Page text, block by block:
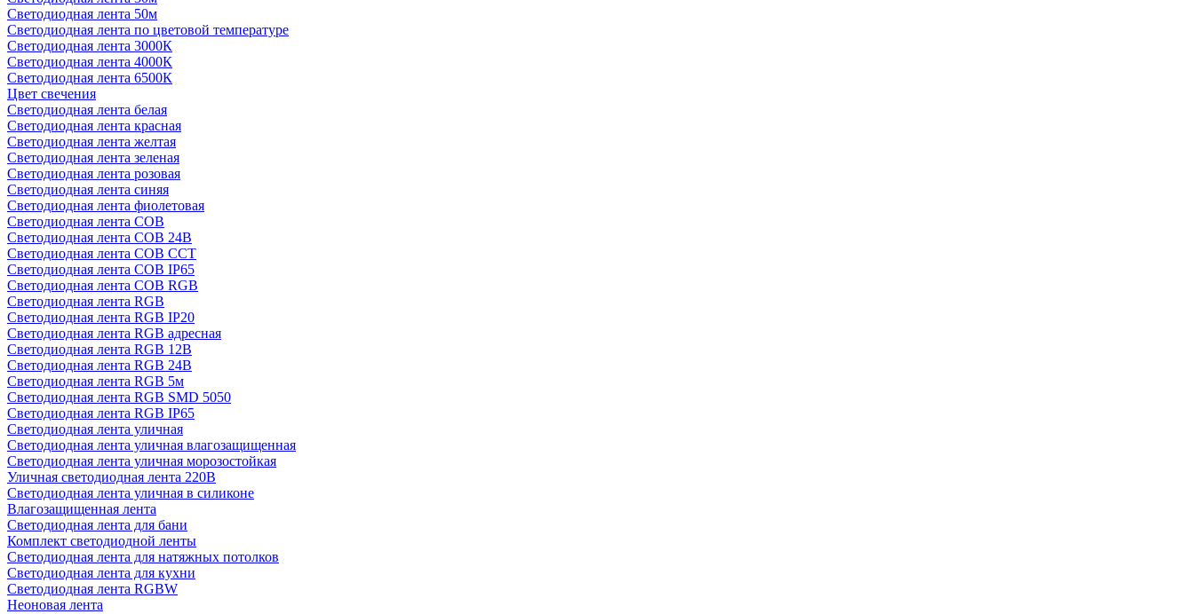
Светодиодная лента 50м
Светодиодная лента по цветовой температуре
Светодиодная лента 3000К
Светодиодная лента 4000К
Светодиодная лента 6500К
Цвет свечения
Светодиодная лента белая
Светодиодная лента красная
Светодиодная лента желтая
Светодиодная лента зеленая
Светодиодная лента розовая
Светодиодная лента синяя
Светодиодная лента фиолетовая
Светодиодная лента COB
Светодиодная лента COB 24В
Светодиодная лента COB CCT
Светодиодная лента COB IP65
Светодиодная лента COB RGB
Светодиодная лента RGB
Светодиодная лента RGB IP20
Светодиодная лента RGB адресная
Светодиодная лента RGB 12В
Светодиодная лента RGB 24В
Светодиодная лента RGB 5м
Светодиодная лента RGB SMD 5050
Светодиодная лента RGB IP65
Светодиодная лента уличная
Светодиодная лента уличная влагозащищенная
Светодиодная лента уличная морозостойкая
Уличная светодиодная лента 220В
Светодиодная лента уличная в силиконе
Влагозащищенная лента
Светодиодная лента для бани
Комплект светодиодной ленты
Светодиодная лента для натяжных потолков
Светодиодная лента для кухни
Светодиодная лента RGBW
Неоновая лента